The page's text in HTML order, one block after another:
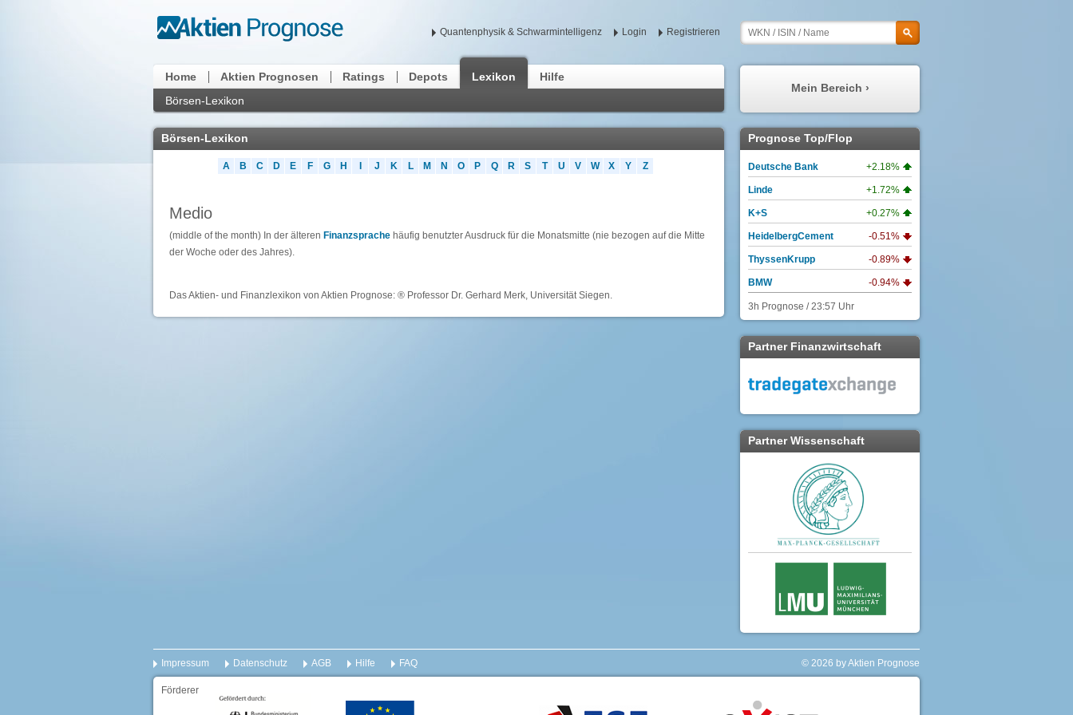
Quantenphysik & Schwarmintelligenz Login Registrieren
Home Aktien Prognosen Ratings Depots
Lexikon
Börsen-Lexikon
Hilfe
Mein Bereich ›
Meine Prognosen
Meine Watchlist
Mein Profil
Meine Nachrichten
Börsen-Lexikon
A B C D E F G H J K L M N O P Q R S T U V W X Y Z
Medio
(middle of the month) In der älteren Finanzsprache häufig benutzter Ausdruck für die Monatsmitte (nie bezogen auf die Mitte
der Woche oder des Jahres).
Das Aktien- und Finanzlexikon von Aktien Prognose: ® Professor Dr. Gerhard Merk, Universität Siegen.
Prognose Top/Flop
Deutsche Bank +2.18%
Linde +1.72%
K+S +0.27%
HeidelbergCement -0.51%
ThyssenKrupp -0.89%
BMW -0.94%
3h Prognose / 23:57 Uhr
Partner Finanzwirtschaft
Partner Wissenschaft
Impressum Datenschutz AGB Hilfe FAQ © 2026 by Aktien Prognose
Förderer